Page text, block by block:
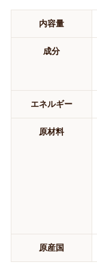
内容量
成分
エネルギー
原材料
原産国